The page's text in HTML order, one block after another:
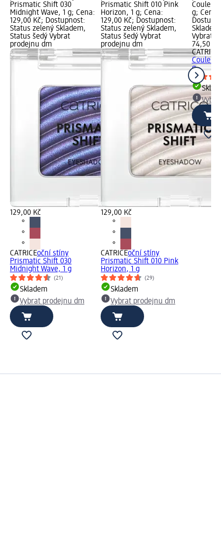
Prismatic Shift 030
Midnight Wave, 1 g; Cena:
129,00 Kč; Dostupnost:
Status zelený Skladem,
Status šedý Vybrat
prodejnu dm
129,00 Kč
CATRICEoční stíny
Prismatic Shift 030
Midnight Wave, 1 g
(21)
Skladem
Vybrat prodejnu dm
Prismatic Shift 010 Pink
Horizon, 1 g; Cena:
129,00 Kč; Dostupnost:
Status zelený Skladem,
Status šedý Vybrat
prodejnu dm
129,00 Kč
CATRICEoční stíny
Prismatic Shift 010 Pink
Horizon, 1 g
(29)
Skladem
Vybrat prodejnu dm
g;
Vybrat
74,50 Kč
CATRICE
g